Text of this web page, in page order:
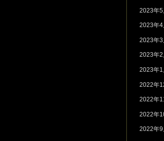
2023年5
2023年4
2023年3
2023年2
2023年1
2022年
2022年
2022年
2022年9